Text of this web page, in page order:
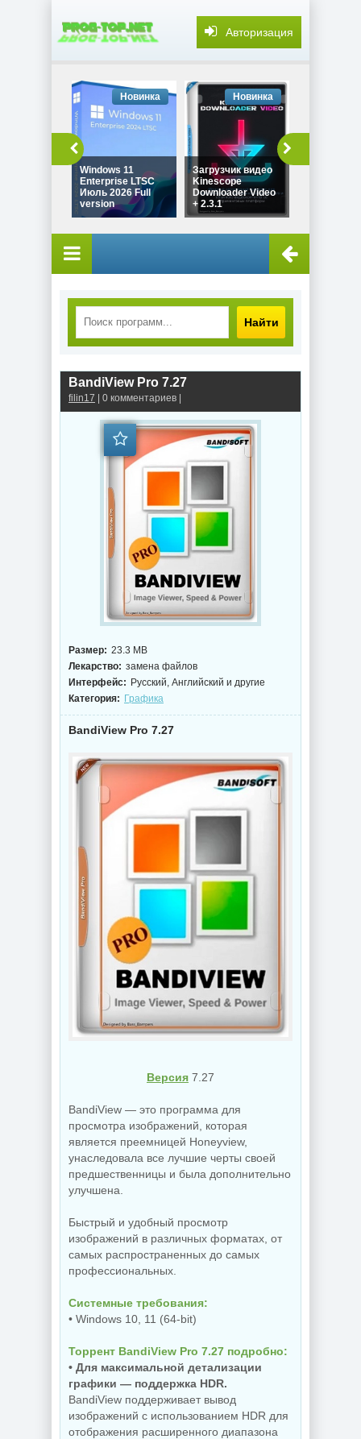
Авторизация
Windows 11
Enterprise LTSC
Июль 2026 Full
version
Новинка
Загрузчик видео
Kinescope
Downloader Video
+ 2.3.1
Новинка
Найти
BandiView Pro 7.27
filin17 | 0 комментариев |
Размер: 23.3 MB
Лекарство: замена файлов
Интерфейс: Русский, Английский и другие
Категория: Графика
BandiView Pro 7.27
Версия 7.27
BandiView — это программа для
просмотра изображений, которая
является преемницей Honeyview,
унаследовала все лучшие черты своей
предшественницы и была дополнительно
улучшена.
Быстрый и удобный просмотр
изображений в различных форматах, от
самых распространенных до самых
профессиональных.
Системные требования:
• Windows 10, 11 (64-bit)
Торрент BandiView Pro 7.27 подробно:
• Для максимальной детализации
графики — поддержка HDR.
BandiView поддерживает вывод
изображений с использованием HDR для
отображения расширенного диапазона